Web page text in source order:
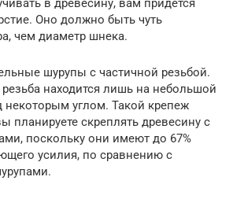
в древесину, вам придется
Оно должно быть чуть
чем диаметр шнека.
шурупы с частичной резьбой.
находится лишь на небольшой
некоторым углом. Такой крепеж
планируете скреплять древесину с
поскольку они имеют до 67%
усилия, по сравнению с